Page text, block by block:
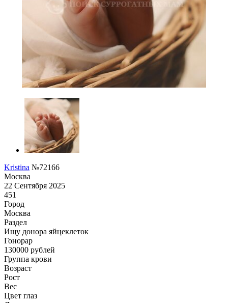
Kristina №72166
Москва
22 Сентября 2025
451
Город
Москва
Раздел
Ищу донора яйцеклеток
Гонoрар
130000 рублей
Группа крови
Возраст
Рост
Вес
Цвет глаз